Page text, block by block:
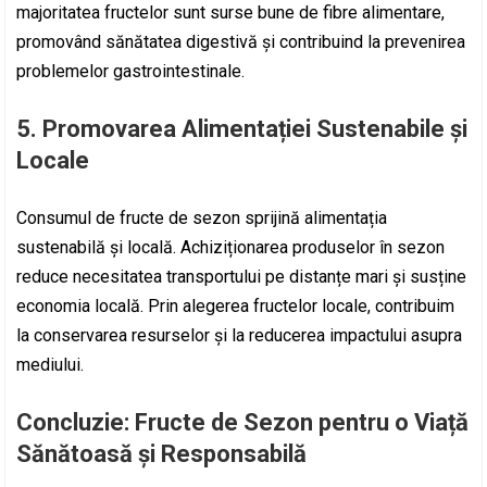
majoritatea fructelor sunt surse bune de fibre alimentare,
promovând sănătatea digestivă și contribuind la prevenirea
problemelor gastrointestinale.
5. Promovarea Alimentației Sustenabile și
Locale
Consumul de fructe de sezon sprijină alimentația
sustenabilă și locală. Achiziționarea produselor în sezon
reduce necesitatea transportului pe distanțe mari și susține
economia locală. Prin alegerea fructelor locale, contribuim
la conservarea resurselor și la reducerea impactului asupra
mediului.
Concluzie: Fructe de Sezon pentru o Viață
Sănătoasă și Responsabilă